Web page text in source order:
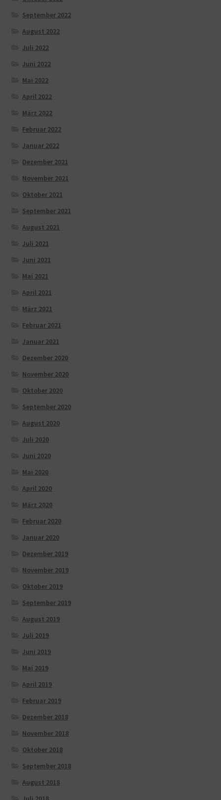
September 2022
August 2022
Juli 2022
Juni 2022
Mai 2022
April 2022
März 2022
Februar 2022
Januar 2022
Dezember 2021
November 2021
Oktober 2021
September 2021
August 2021
Juli 2021
Juni 2021
Mai 2021
April 2021
März 2021
Februar 2021
Januar 2021
Dezember 2020
November 2020
Oktober 2020
September 2020
August 2020
Juli 2020
Juni 2020
Mai 2020
April 2020
März 2020
Februar 2020
Januar 2020
Dezember 2019
November 2019
Oktober 2019
September 2019
August 2019
Juli 2019
Juni 2019
Mai 2019
April 2019
Februar 2019
Dezember 2018
November 2018
Oktober 2018
September 2018
August 2018